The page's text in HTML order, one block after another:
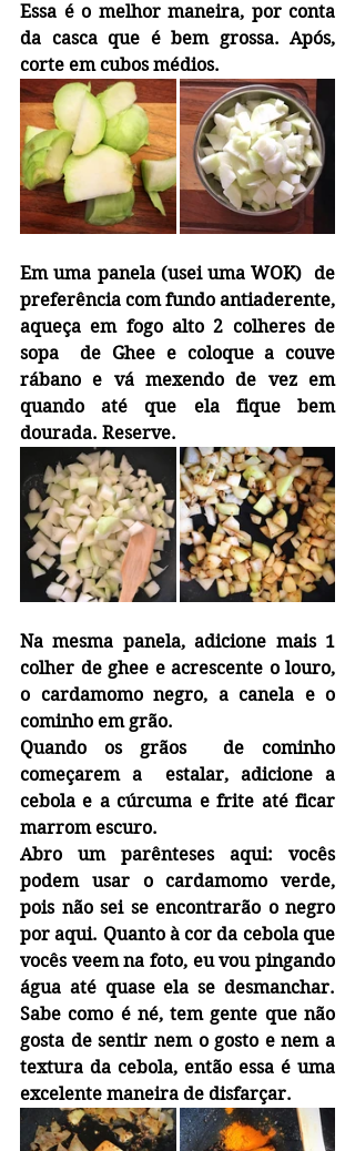
Essa é o melhor maneira, por conta
da casca que é bem grossa. Após,
corte em cubos médios.
Em uma panela (usei uma WOK)  de
preferência com fundo antiaderente,
aqueça em fogo alto 2 colheres de
sopa  de Ghee e coloque a couve
rábano e vá mexendo de vez em
quando até que ela fique bem
dourada. Reserve.
Na mesma panela, adicione mais 1
colher de ghee e acrescente o louro,
o cardamomo negro, a canela e o
cominho em grão.
Quando os grãos  de cominho
começarem a  estalar, adicione a
cebola e a cúrcuma e frite até ficar
marrom escuro.
Abro um parênteses aqui: vocês
podem usar o cardamomo verde,
pois não sei se encontrarão o negro
por aqui. Quanto à cor da cebola que
vocês veem na foto, eu vou pingando
água até quase ela se desmanchar.
Sabe como é né, tem gente que não
gosta de sentir nem o gosto e nem a
textura da cebola, então essa é uma
excelente maneira de disfarçar.